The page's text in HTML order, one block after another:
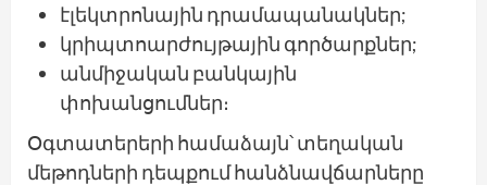
էլեկտրոնային դրամապանակներ;
կրիպտոարժույթային գործարքներ;
անմիջական բանկային
փոխանցումներ։
Օգտատերերի համաձայն՝ տեղական
մեթոդների դեպքում հանձնավճարները